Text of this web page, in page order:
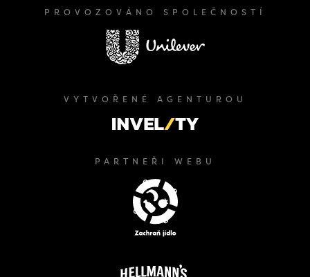
PROVOZOVÁNO SPOLEČNOSTÍ
VYTVOŘENÉ AGENTUROU
PARTNEŘI WEBU